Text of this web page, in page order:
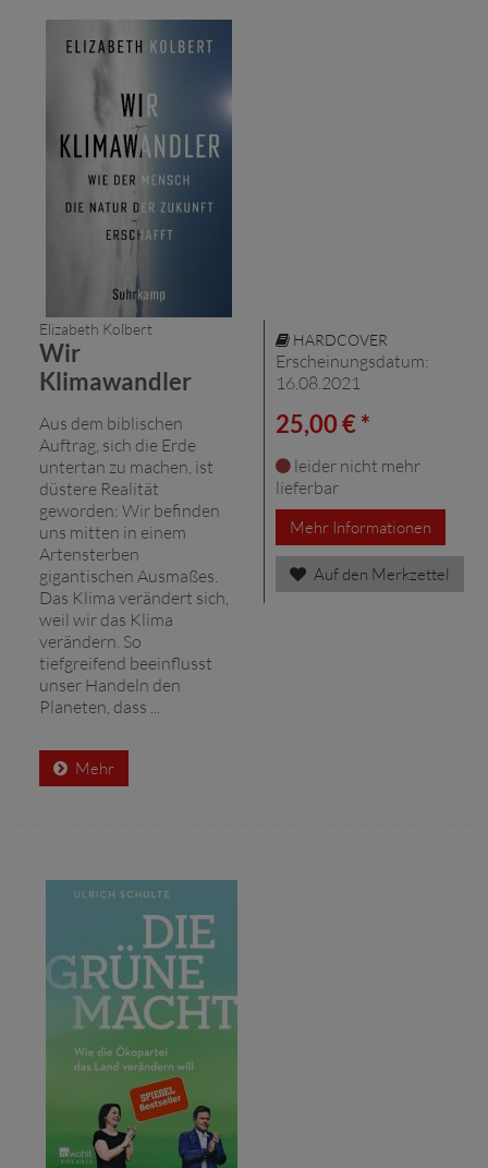
Elizabeth Kolbert
Wir
Klimawandler
Aus dem biblischen
Auftrag, sich die Erde
untertan zu machen, ist
düstere Realität
geworden: Wir befinden
uns mitten in einem
Artensterben
gigantischen Ausmaßes.
Das Klima verändert sich,
weil wir das Klima
verändern. So
tiefgreifend beeinflusst
unser Handeln den
Planeten, dass ...
Mehr
HARDCOVER
Erscheinungsdatum:
16.08.2021
25,00 € *
leider nicht mehr
lieferbar
Mehr Informationen
Auf den Merkzettel